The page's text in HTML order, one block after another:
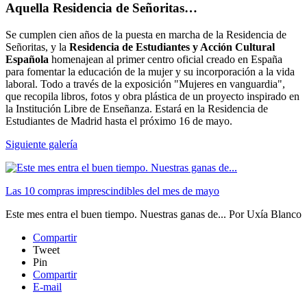
Aquella Residencia de Señoritas…
Se cumplen cien años de la puesta en marcha de la Residencia de
Señoritas, y la Residencia de Estudiantes y Acción Cultural
Española homenajean al primer centro oficial creado en España
para fomentar la educación de la mujer y su incorporación a la vida
laboral. Todo a través de la exposición "Mujeres en vanguardia",
que recopila libros, fotos y obra plástica de un proyecto inspirado en
la Institución Libre de Enseñanza. Estará en la Residencia de
Estudiantes de Madrid hasta el próximo 16 de mayo.
Siguiente galería
Las 10 compras imprescindibles del mes de mayo
Este mes entra el buen tiempo. Nuestras ganas de... PorUxía Blanco
Compartir
Tweet
Pin
Compartir
E-mail